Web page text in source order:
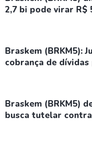
2,7 bi pode virar R$
Braskem (BRKM5):
cobrança de
Braskem (BRKM5)
busca tutelar